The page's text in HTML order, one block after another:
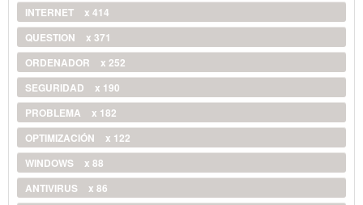
INTERNET
x 414
QUESTION
x 371
ORDENADOR
x 252
SEGURIDAD
x 190
PROBLEMA
x 182
OPTIMIZACIÓN
x 122
WINDOWS
x 88
ANTIVIRUS
x 86